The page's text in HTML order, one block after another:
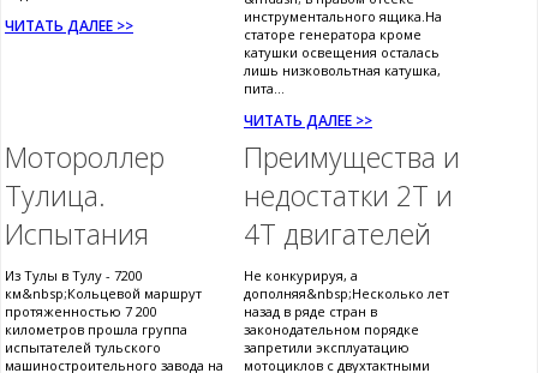
ЧИТАТЬ ДАЛЕЕ >>
инструментального ящика.На
статоре генератора кроме
катушки освещения осталась
лишь низковольтная катушка,
пита...
ЧИТАТЬ ДАЛЕЕ >>
Мотороллер
Тулица.
Испытания
Из Тулы в Тулу - 7200
км&nbsp;Кольцевой маршрут
протяженностью 7 200
километров прошла группа
испытателей тульского
машиностроительного завода на
Преимущества и
недостатки 2Т и
4Т двигателей
Не конкурируя, а
дополняя&nbsp;Несколько лет
назад в ряде стран в
законодательном порядке
запретили эксплуатацию
мотоциклов с двухтактными